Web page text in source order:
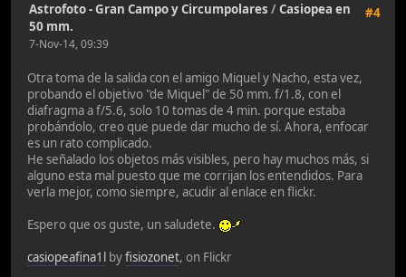
#4
Astrofoto - Gran Campo y Circumpolares /Casiopea en
50 mm.
7-Nov-14, 09:39
Otra toma de la salida con el amigo Miquel y Nacho, esta vez,
probando el objetivo "de Miquel" de 50 mm. f/1.8, con el
diafragma a f/5.6, solo 10 tomas de 4 min. porque estaba
probándolo, creo que puede dar mucho de sí. Ahora, enfocar
es un rato complicado.
He señalado los objetos más visibles, pero hay muchos más, si
alguno esta mal puesto que me corrijan los entendidos. Para
verla mejor, como siempre, acudir al enlace en flickr.
Espero que os guste, un saludete.
casiopeafina1l byfisiozonet, on Flickr